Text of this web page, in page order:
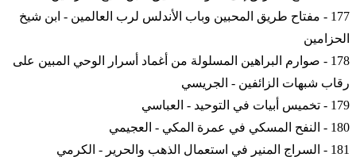
177 - مفتاح طريق المحبين وباب الأندلس لرب العالمين - ابن شيخ
الحزامين
178 - صوارم البراهين المسلولة من أغماد أسرار الوحي المبين على
رقاب شبهات الزائفين - الجريسي
179 - تخميس أبيات في التوحيد - العباسي
180 - النفح المسكي في عمرة المكي - العجيمي
181 - السراج المنير في استعمال الذهب والحرير - الكرمي